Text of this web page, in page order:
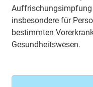
insbesondere für
bestimmten
Gesundheitswesen.